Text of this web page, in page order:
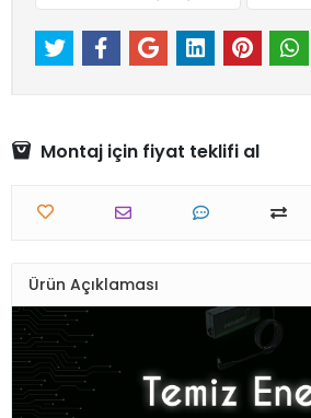
Montaj için fiyat teklifi al
Ürün Açıklaması